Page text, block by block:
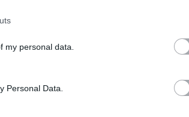
my personal data.
Personal Data.
Hier bin ich, also fühlt
Pandemie
zu den ersten Teilen
waren und
sind.